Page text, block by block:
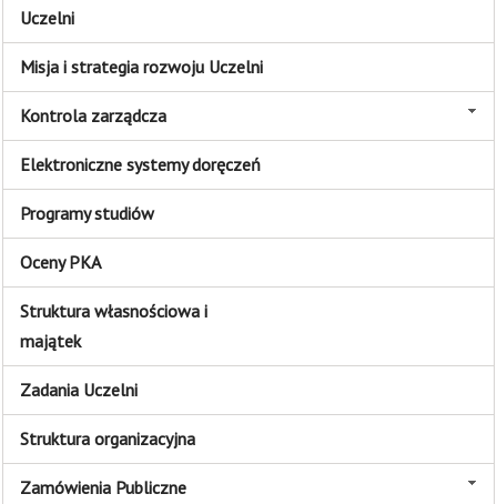
Uczelni
Misja i strategia rozwoju Uczelni
Kontrola zarządcza
Elektroniczne systemy doręczeń
Programy studiów
Oceny PKA
Struktura własnościowa i
majątek
Zadania Uczelni
Struktura organizacyjna
Zamówienia Publiczne